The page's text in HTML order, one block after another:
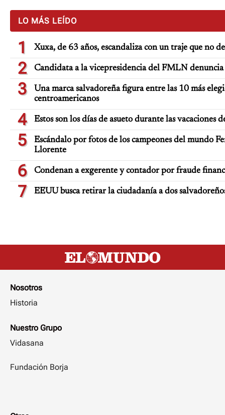
LO MÁS LEÍDO
1 Xuxa, de 63 años, escandaliza con un traje que no
2 Candidata a la vicepresidencia del FMLN
3
Una marca salvadoreña figura entre las 10 más
centroamericanos
4 Estos son los días de asueto durante las vacaciones
5
Escándalo por fotos de los campeones del mundo
Llorente
6 Condenan a exgerente y contador por fraude
7 EEUU busca retirar la ciudadanía a dos
Nosotros
Historia
Nuestro Grupo
Vidasana
Fundación Borja